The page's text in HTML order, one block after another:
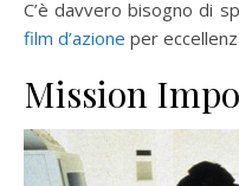
C’è davvero bisogno di
film d’azione per
Mission